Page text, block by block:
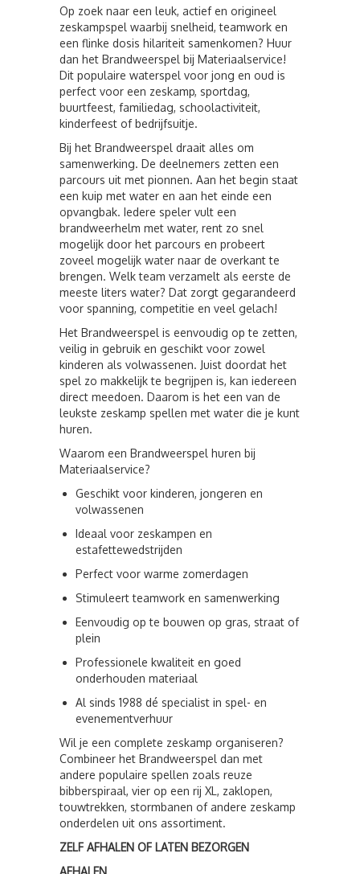
Op zoek naar een leuk, actief en origineel
zeskampspel waarbij snelheid, teamwork en
een flinke dosis hilariteit samenkomen? Huur
dan het Brandweerspel bij Materiaalservice!
Dit populaire waterspel voor jong en oud is
perfect voor een zeskamp, sportdag,
buurtfeest, familiedag, schoolactiviteit,
kinderfeest of bedrijfsuitje.
Bij het Brandweerspel draait alles om
samenwerking. De deelnemers zetten een
parcours uit met pionnen. Aan het begin staat
een kuip met water en aan het einde een
opvangbak. Iedere speler vult een
brandweerhelm met water, rent zo snel
mogelijk door het parcours en probeert
zoveel mogelijk water naar de overkant te
brengen. Welk team verzamelt als eerste de
meeste liters water? Dat zorgt gegarandeerd
voor spanning, competitie en veel gelach!
Het Brandweerspel is eenvoudig op te zetten,
veilig in gebruik en geschikt voor zowel
kinderen als volwassenen. Juist doordat het
spel zo makkelijk te begrijpen is, kan iedereen
direct meedoen. Daarom is het een van de
leukste zeskamp spellen met water die je kunt
huren.
Waarom een Brandweerspel huren bij
Materiaalservice?
Geschikt voor kinderen, jongeren en
volwassenen
Ideaal voor zeskampen en
estafettewedstrijden
Perfect voor warme zomerdagen
Stimuleert teamwork en samenwerking
Eenvoudig op te bouwen op gras, straat of
plein
Professionele kwaliteit en goed
onderhouden materiaal
Al sinds 1988 dé specialist in spel- en
evenementverhuur
Wil je een complete zeskamp organiseren?
Combineer het Brandweerspel dan met
andere populaire spellen zoals reuze
bibberspiraal, vier op een rij XL, zaklopen,
touwtrekken, stormbanen of andere zeskamp
onderdelen uit ons assortiment.
ZELF AFHALEN OF LATEN BEZORGEN
AFHALEN